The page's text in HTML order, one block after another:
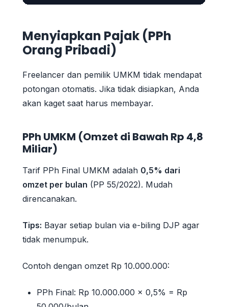
Menyiapkan Pajak (PPh
Orang Pribadi)
Freelancer dan pemilik UMKM tidak mendapat
potongan otomatis. Jika tidak disiapkan, Anda
akan kaget saat harus membayar.
PPh UMKM (Omzet di Bawah Rp 4,8
Miliar)
Tarif PPh Final UMKM adalah 0,5% dari
omzet per bulan (PP 55/2022). Mudah
direncanakan.
Tips: Bayar setiap bulan via e-biling DJP agar
tidak menumpuk.
Contoh dengan omzet Rp 10.000.000:
PPh Final: Rp 10.000.000 × 0,5% = Rp